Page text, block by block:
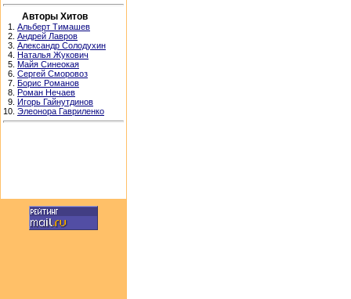
Авторы Хитов
1. Альберт Тимашев
2. Андрей Лавров
3. Александр Солодухин
4. Наталья Жукович
5. Майя Синеокая
6. Сергей Сморовоз
7. Борис Романов
8. Роман Нечаев
9. Игорь Гайнутдинов
10. Элеонора Гавриленко